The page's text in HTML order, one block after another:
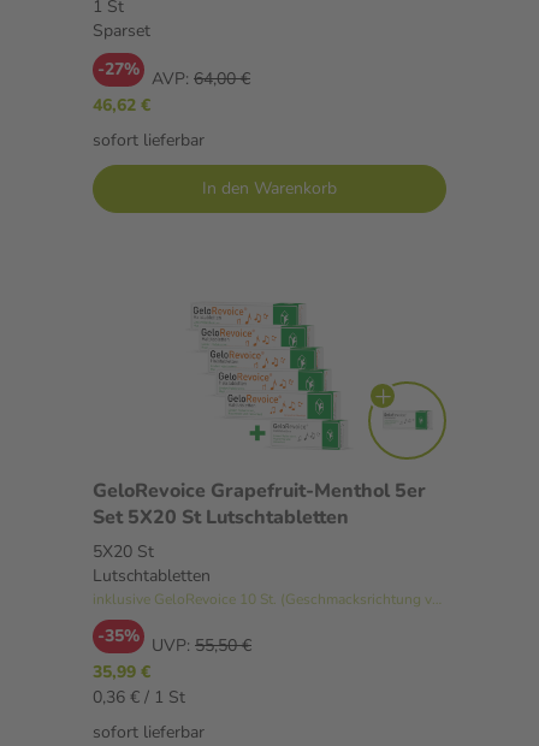
1 St
Sparset
-27% AVP: 64,00 €
46,62 €
sofort lieferbar
In den Warenkorb
GeloRevoice Grapefruit-Menthol 5er
Set 5X20 St Lutschtabletten
5X20 St
Lutschtabletten
inklusive GeloRevoice 10 St. (Geschmacksrichtung variiert)
-35% UVP: 55,50 €
35,99 €
0,36 € / 1 St
sofort lieferbar